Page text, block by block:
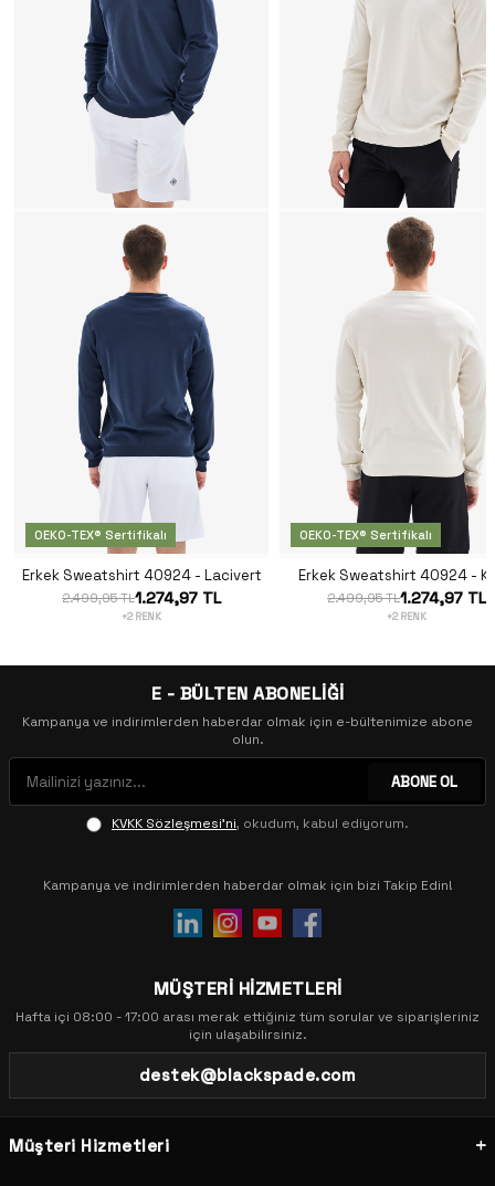
OEKO-TEX® Sertifikalı
Erkek Sweatshirt 40924 - Lacivert
2.499,95 TL1.274,97 TL
+2 RENK
OEKO-TEX® Sertifikalı
Erkek Sweatshirt 40924 -
2.499,95 TL1.274,97 TL
+2 RENK
E - BÜLTEN ABONELİĞİ
Kampanya ve indirimlerden haberdar olmak için e-bültenimize abone
olun.
ABONE OL
KVKK Sözleşmesi'ni, okudum, kabul ediyorum.
Kampanya ve indirimlerden haberdar olmak için bizi Takip Edin!
MÜŞTERİ HİZMETLERİ
Hafta içi 08:00 - 17:00 arası merak ettiğiniz tüm sorular ve siparişleriniz
için ulaşabilirsiniz.
destek@blackspade.com
Müşteri Hizmetleri